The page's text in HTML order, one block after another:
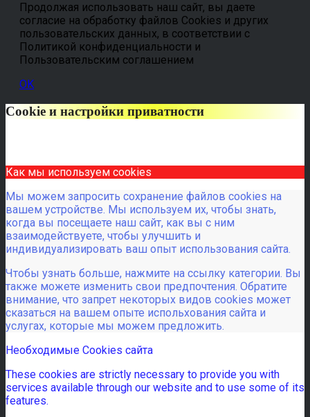
Продолжая использовать наш сайт, вы даете
согласие на обработку файлов Cookies и других
пользовательских данных, в соответствии с
Политикой конфиденциальности и
Пользовательским соглашением
OK
Cookie и настройки приватности
Как мы используем cookies
Мы можем запросить сохранение файлов cookies на
вашем устройстве. Мы используем их, чтобы знать,
когда вы посещаете наш сайт, как вы с ним
взаимодействуете, чтобы улучшить и
индивидуализировать ваш опыт использования сайта.
Чтобы узнать больше, нажмите на ссылку категории. Вы
также можете изменить свои предпочтения. Обратите
внимание, что запрет некоторых видов cookies может
сказаться на вашем опыте испольхования сайта и
услугах, которые мы можем предложить.
Необходимые Cookies сайта
These cookies are strictly necessary to provide you with
services available through our website and to use some of its
features.